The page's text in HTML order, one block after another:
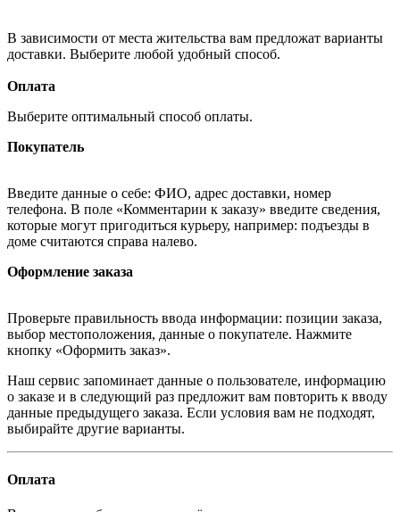
В зависимости от места жительства вам предложат варианты
доставки. Выберите любой удобный способ.
Оплата
Выберите оптимальный способ оплаты.
Покупатель
Введите данные о себе: ФИО, адрес доставки, номер
телефона. В поле «Комментарии к заказу» введите сведения,
которые могут пригодиться курьеру, например: подъезды в
доме считаются справа налево.
Оформление заказа
Проверьте правильность ввода информации: позиции заказа,
выбор местоположения, данные о покупателе. Нажмите
кнопку «Оформить заказ».
Наш сервис запоминает данные о пользователе, информацию
о заказе и в следующий раз предложит вам повторить к вводу
данные предыдущего заказа. Если условия вам не подходят,
выбирайте другие варианты.
Оплата